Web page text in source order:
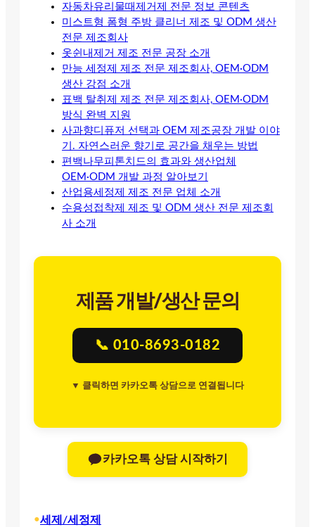
자동차유리물때제거제 전문 정보 콘텐츠
미스트형 폼형 주방 클리너 제조 및 ODM 생산
전문 제조회사
옷쉰내제거 제조 전문 공장 소개
만능 세정제 제조 전문 제조회사, OEM·ODM
생산 강점 소개
표백 탈취제 제조 전문 제조회사, OEM·ODM
방식 완벽 지원
사과향디퓨저 선택과 OEM 제조공장 개발 이야
기. 자연스러운 향기로 공간을 채우는 방법
편백나무피톤치드의 효과와 생산업체
OEM·ODM 개발 과정 알아보기
산업용세정제 제조 전문 업체 소개
수용성접착제 제조 및 ODM 생산 전문 제조회
사 소개
제품 개발/생산 문의
📞 010-8693-0182
▼ 클릭하면 카카오톡 상담으로 연결됩니다
카카오톡 상담 시작하기
•세제/세정제